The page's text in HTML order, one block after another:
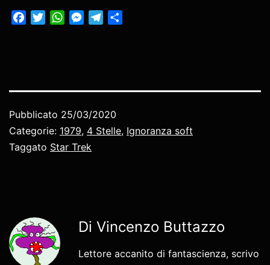
FacebookTwitterWhatsApp
Messenger
Telegram
Pubblicato 25/03/2020
Categorie: 1979, 4 Stelle, Ignoranza soft
Taggato Star Trek
Di Vincenzo Buttazzo
Lettore accanito di fantascienza, scrivo